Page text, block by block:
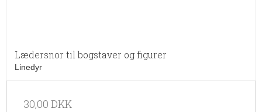
Lædersnor til bogstaver og figurer
Linedyr
30,00 DKK